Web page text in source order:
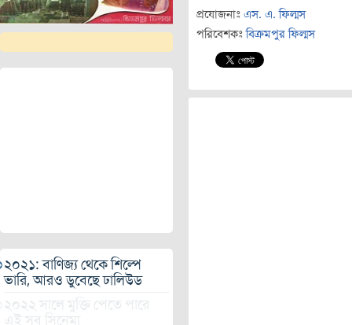
২০২১: বাণিজ্য থেকে শিল্পে
ভারি, আরও ডুবেছে ঢালিউড
২০২২ সালে মুক্তি পেতে পারে
এই সব সিনেমা
প্রযোজনাঃ এস. এ. ফিল্মস
পরিবেশকঃ বিক্রমপুর ফিল্মস